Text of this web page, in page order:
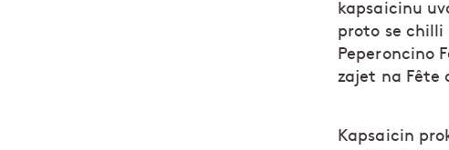
kapsaicinu
proto se chilli
Peperoncino
zajet na Fête
Kapsaicin